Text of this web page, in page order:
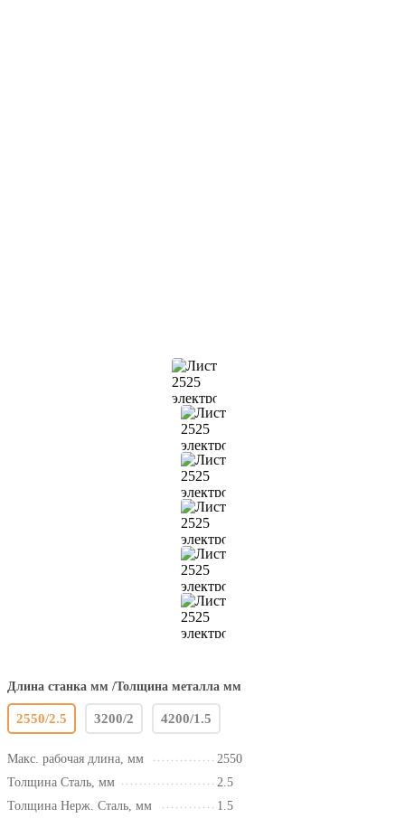
Макс. рабочая длина, мм
2550
Толщина Сталь, мм
2.5
Толщина Нерж. Сталь, мм
1.5
Длина станка мм /Толщина металла мм
2550/2.5 3200/2 4200/1.5